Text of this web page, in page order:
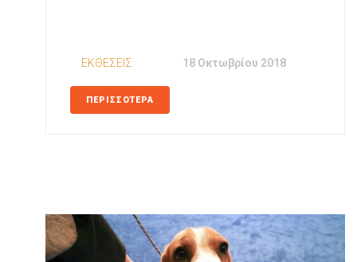
ΕΚΘΕΣΕΙΣ 18 Οκτωβρίου 2018
ΠΕΡΙΣΣΟΤΕΡΑ